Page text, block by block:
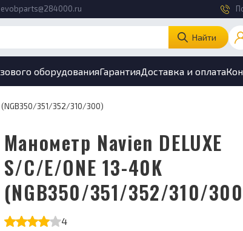
evobparts@284000.ru
Найти
оборудованияГарантияДоставка и оплата
(NGB350/351/352/310/300)
Манометр Navien DELUXE
S/C/E/ONE 13-40K
(NGB350/351/352/310/
4